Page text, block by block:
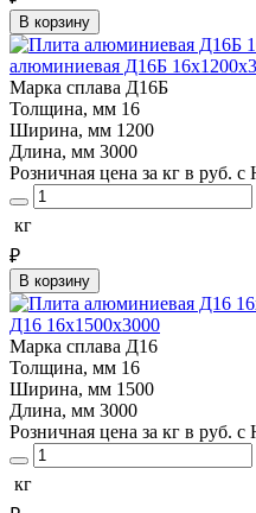
В корзину
алюминиевая Д16Б
Марка сплава Д16Б
Толщина, мм 16
Ширина, мм 1200
Длина, мм 3000
Розничная цена за кг в руб.
кг
₽
В корзину
Д16 16х1500х3000
Марка сплава Д16
Толщина, мм 16
Ширина, мм 1500
Длина, мм 3000
Розничная цена за кг в руб.
кг